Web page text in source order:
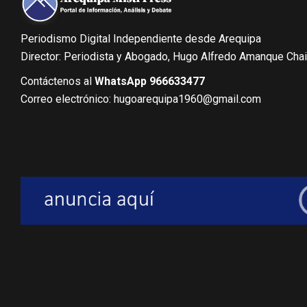
Periodismo Digital Independiente desde Arequipa
Director: Periodista y Abogado, Hugo Alfredo Amanque
Contáctenos al WhatsApp 966633477
Correo electrónico: hugoarequipa1960@gmail.com